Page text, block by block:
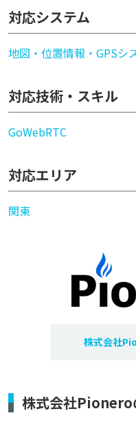
対応システム
地図・位置情報・GPSシ
対応技術・スキル
GoWebRTC
対応エリア
関東
株式会社
株式会社Pionero